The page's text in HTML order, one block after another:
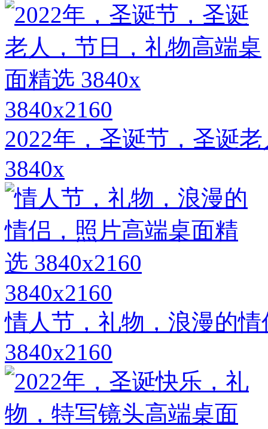
3840x2160
2022年，圣诞节，圣诞
3840x
3840x2160
情人节，礼物，浪漫的
3840x2160